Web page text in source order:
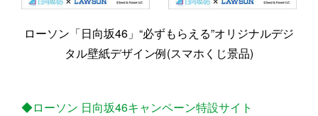
ローソン「日向坂46」“必ずもらえる”オリジナルデジ
タル壁紙デザイン例(スマホくじ景品)
◆ローソン 日向坂46キャンペーン特設サイト